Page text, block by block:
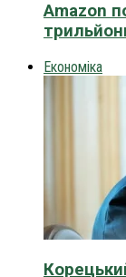
Amazon
Економіка